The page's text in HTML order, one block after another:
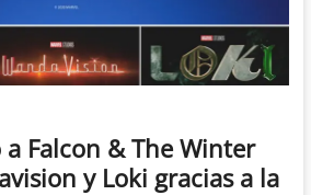
Falcon & The Winter
y Loki gracias a la